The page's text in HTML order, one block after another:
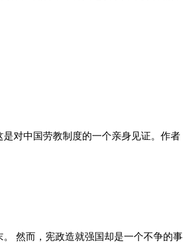
对中国劳教制度的一个亲身见证。作者
然而，宪政造就强国却是一个不争的事